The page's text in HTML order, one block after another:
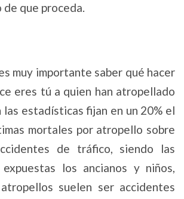
de que proceda.
muy importante saber qué hacer
eres tú a quien han atropellado
las estadísticas fijan en un 20% el
mortales por atropello sobre
de tráfico, siendo las
expuestas los ancianos y niños,
suelen ser accidentes